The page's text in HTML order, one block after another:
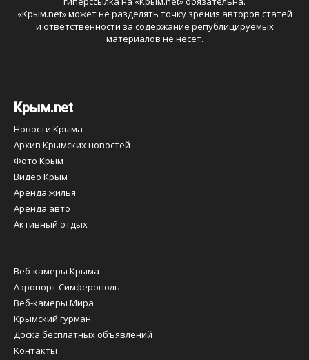
«Крым.net» может не разделять точку зрения авторов статей
и ответственности за содержание републицируемых
материалов не несет.
Крым.net
Новости Крыма
Архив Крымских новостей
Фото Крым
Видео Крым
Аренда жилья
Аренда авто
Активный отдых
Веб-камеры Крыма
Аэропорт Симферополь
Веб-камеры Мира
Крымский гурман
Доска бесплатных объявлений
Контакты